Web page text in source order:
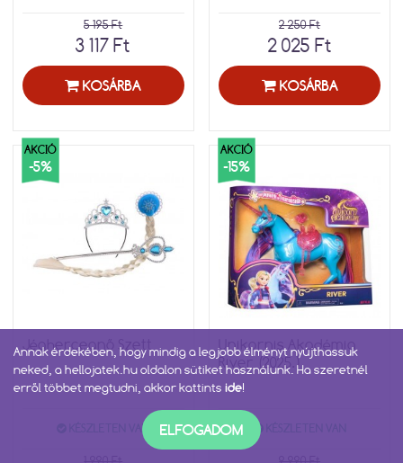
5 195 Ft
3 117 Ft
KOSÁRBA
2 250 Ft
2 025 Ft
KOSÁRBA
AKCIÓ
-5%
Jéghercegnő Szett
KÉSZLETEN VAN
AKCIÓ
-15%
Unikornis Akadémia
River (2025.)
Annak érdekében, hogy mindig a legjobb élményt nyújthassuk
neked, a hellojatek.hu oldalon sütiket használunk. Ha szeretnél
erről többet megtudni, akkor kattints ide!
ELFOGADOM